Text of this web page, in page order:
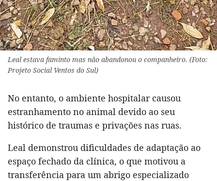
Leal estava faminto mas não abandonou o companheiro. (Foto:
Projeto Social Ventos do Sul)
No entanto, o ambiente hospitalar causou
estranhamento no animal devido ao seu
histórico de traumas e privações nas ruas.
Leal demonstrou dificuldades de adaptação ao
espaço fechado da clínica, o que motivou a
transferência para um abrigo especializado